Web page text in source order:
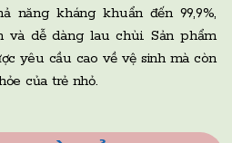
năng kháng khuẩn đến 99,9%,
và dễ dàng lau chùi. Sản phẩm
yêu cầu cao về vệ sinh mà còn
của trẻ nhỏ.